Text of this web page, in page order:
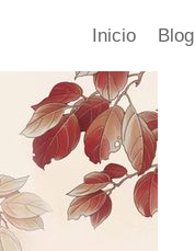
Inicio Blog